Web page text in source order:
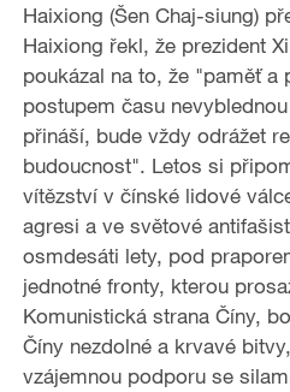
Haixiong (Šen Chaj-siung)
Haixiong řekl, že prezident
poukázal na to, že "paměť a
postupem času
přináší, bude vždy odrážet
budoucnost". Letos si
vítězství v čínské lidové
agresi a ve světové
osmdesáti lety, pod
jednotné fronty, kterou
Komunistická strana Číny,
Číny nezdolné a krvavé
vzájemnou podporu se